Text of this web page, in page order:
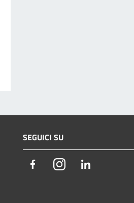
SEGUICI SU
FacebookInstagram